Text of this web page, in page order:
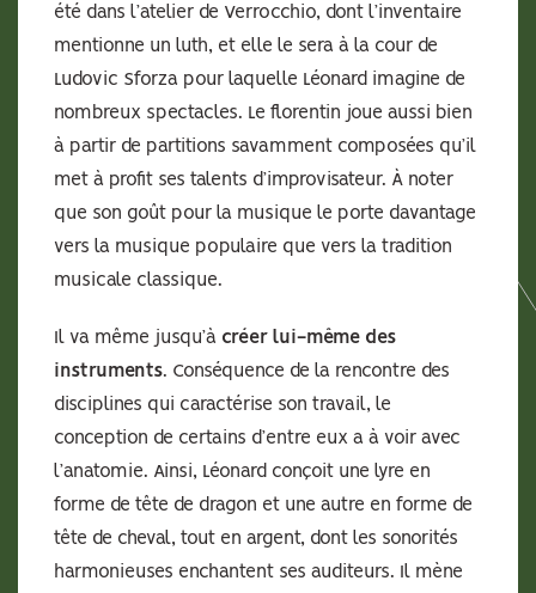
été dans l’atelier de Verrocchio, dont l’inventaire
mentionne un luth, et elle le sera à la cour de
Ludovic Sforza pour laquelle Léonard imagine de
nombreux spectacles. Le florentin joue aussi bien
à partir de partitions savamment composées qu’il
met à profit ses talents d’improvisateur. À noter
que son goût pour la musique le porte davantage
vers la musique populaire que vers la tradition
musicale classique.
Il va même jusqu’à créer lui-même des
instruments. Conséquence de la rencontre des
disciplines qui caractérise son travail, le
conception de certains d’entre eux a à voir avec
l’anatomie. Ainsi, Léonard conçoit une lyre en
forme de tête de dragon et une autre en forme de
tête de cheval, tout en argent, dont les sonorités
harmonieuses enchantent ses auditeurs. Il mène